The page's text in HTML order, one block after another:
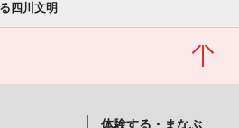
四川文明
体験する・まなぶ